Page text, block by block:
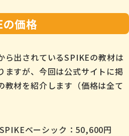
価格
出されているSPIKEの教材は
ますが、今回は公式サイトに掲
教材を紹介します（価格は全て
ベーシック：50,600円